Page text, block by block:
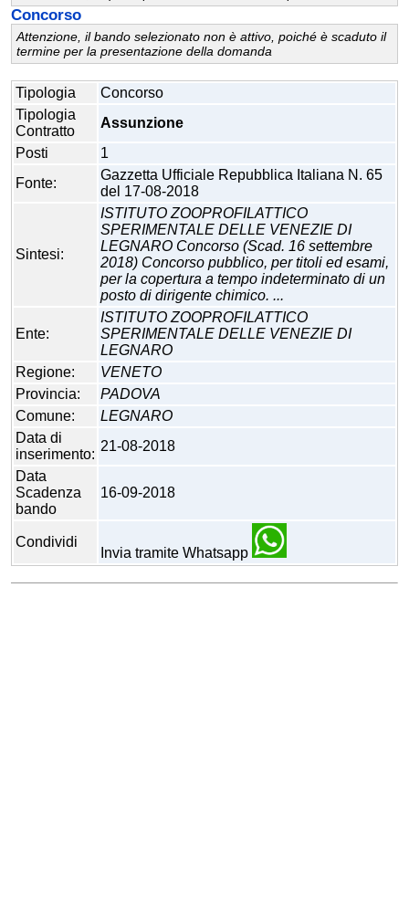
Concorso
Attenzione, il bando selezionato non è attivo, poiché è scaduto il
termine per la presentazione della domanda
Tipologia
Concorso
Tipologia
Contratto
Assunzione
Posti
1
Fonte:
Gazzetta Ufficiale Repubblica Italiana N. 65
del 17-08-2018
Sintesi:
ISTITUTO ZOOPROFILATTICO
SPERIMENTALE DELLE VENEZIE DI
LEGNARO Concorso (Scad. 16 settembre
2018) Concorso pubblico, per titoli ed esami,
per la copertura a tempo indeterminato di un
posto di dirigente chimico. ...
Ente:
ISTITUTO ZOOPROFILATTICO
SPERIMENTALE DELLE VENEZIE DI
LEGNARO
Regione:
VENETO
Provincia:
PADOVA
Comune:
LEGNARO
Data di
inserimento:
21-08-2018
Data
Scadenza
bando
16-09-2018
Condividi
Invia tramite Whatsapp